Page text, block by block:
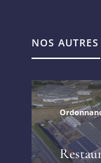
NOS AUTRES